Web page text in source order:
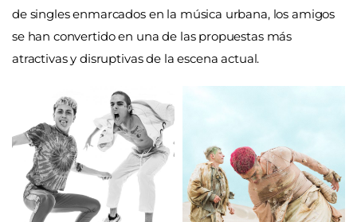
de singles enmarcados en la música urbana, los amigos
se han convertido en una de las propuestas más
atractivas y disruptivas de la escena actual.